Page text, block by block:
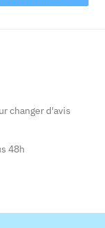
a
être
la
changer d'avis
48h